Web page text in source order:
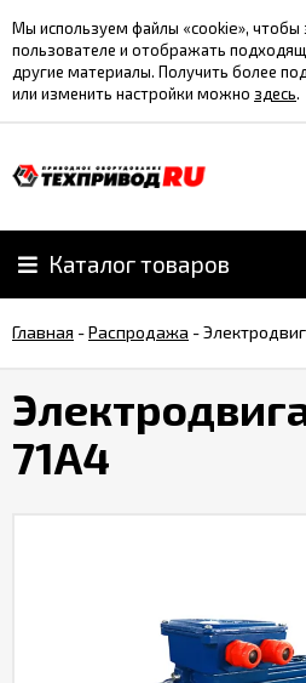
Мы используем файлы «cookie», чтобы
пользователе и отображать
другие материалы. Получить более
или изменить настройки можно здесь.
Каталог товаров
Главная -Распродажа -
71А4